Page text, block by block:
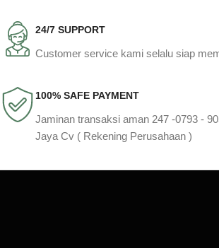
24/7 SUPPORT
Customer service kami selalu siap
100% SAFE PAYMENT
Jaminan transaksi aman 247 -0793 -
Jaya Cv ( Rekening Perusahaan )